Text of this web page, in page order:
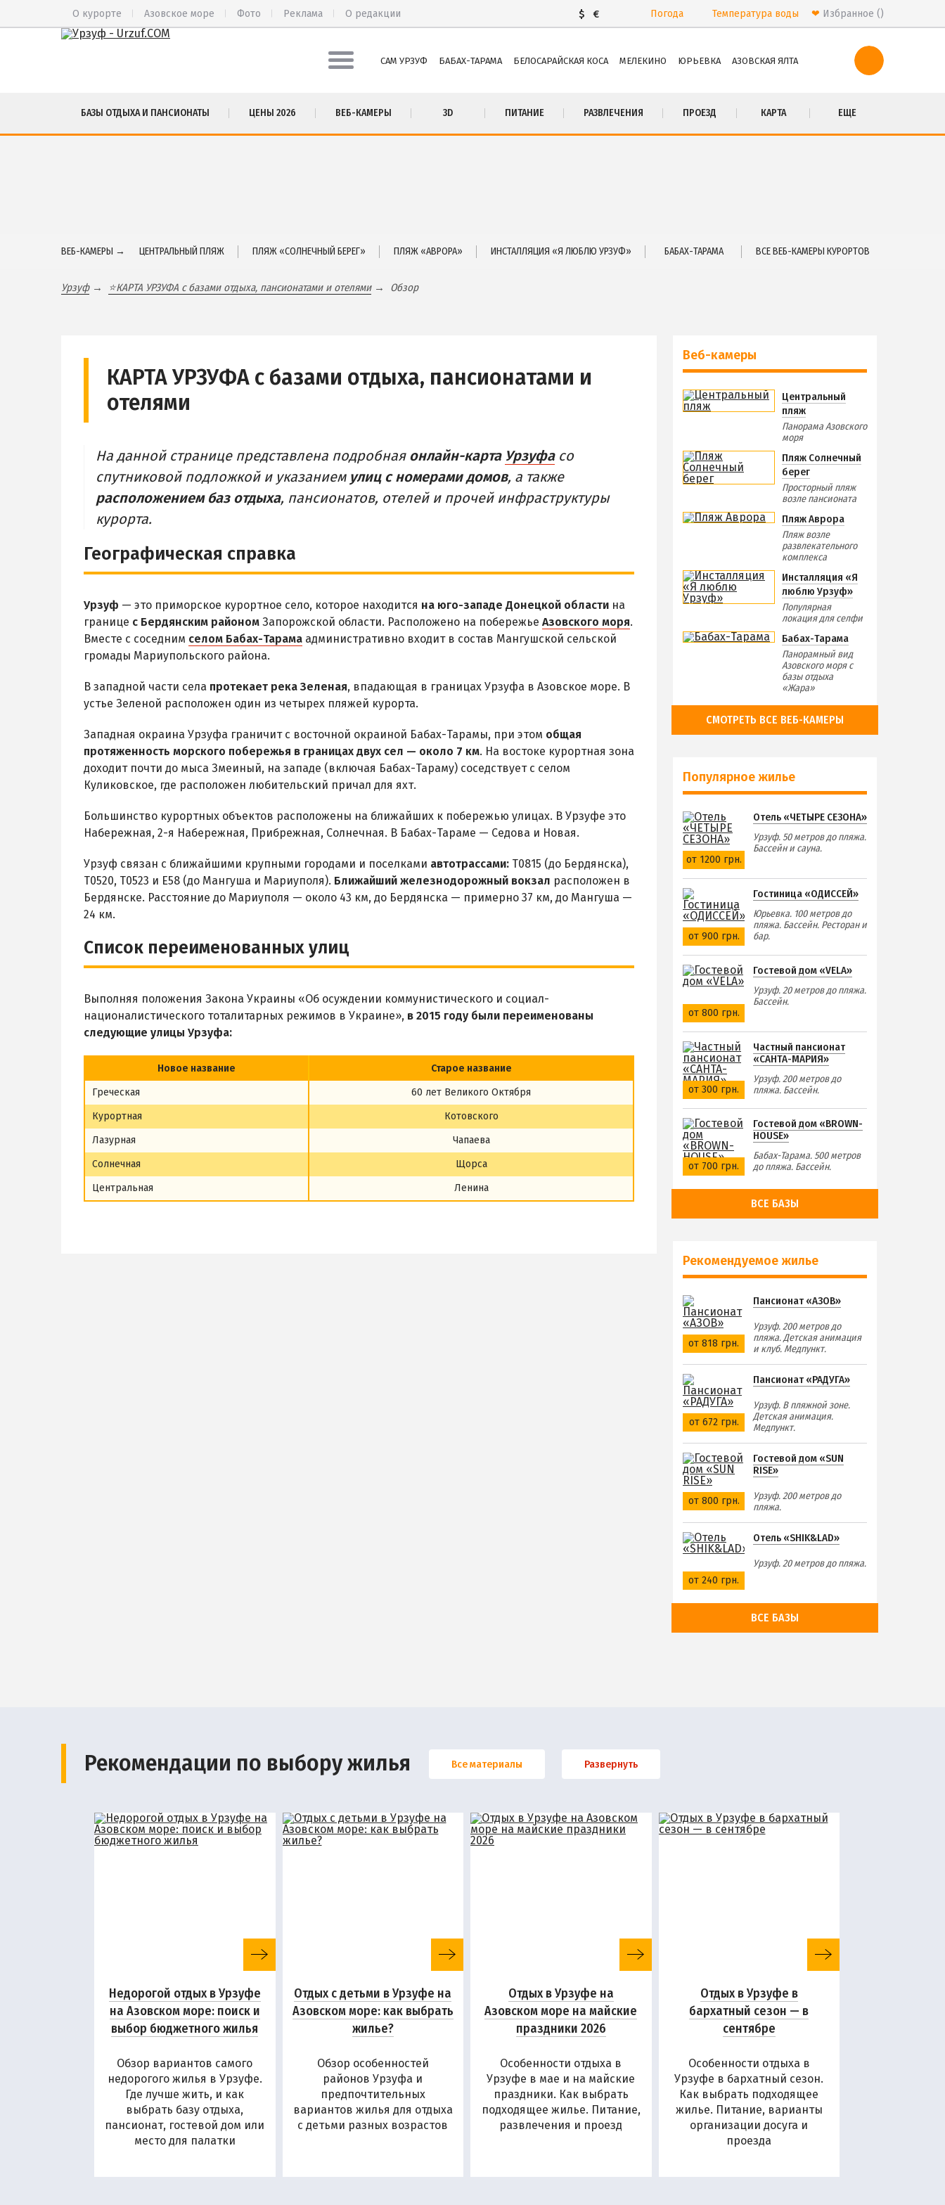
Погода Температура воды ❤ Избранное
$ €
О курорте Азовское море Фото Реклама О редакции
Отдых в бархатный сезон
САМ УРЗУФ БАБАХ-ТАРАМА БЕЛОСАРАЙСКАЯ КОСА МЕЛЕКИНО ЮРЬЕВКА АЗОВСКАЯ ЯЛТА
БАЗЫ ОТДЫХА И ПАНСИОНАТЫ ЦЕНЫ 2026 ВЕБ-КАМЕРЫ 3D ПИТАНИЕ РАЗВЛЕЧЕНИЯ ПРОЕЗД КАРТА ЕЩЕ
ВЕБ-КАМЕРЫ → ЦЕНТРАЛЬНЫЙ ПЛЯЖ ПЛЯЖ «СОЛНЕЧНЫЙ БЕРЕГ» ПЛЯЖ «АВРОРА» ИНСТАЛЛЯЦИЯ «Я ЛЮБЛЮ УРЗУФ» БАБАХ-ТАРАМА ВСЕ ВЕБ-КАМЕРЫ КУРОРТОВ
Урзуф ⭐КАРТА УРЗУФА с базами отдыха, пансионатами и отелями Обзор
КАРТА УРЗУФА с базами отдыха, пансионатами и
отелями
На данной странице представлена подробная онлайн-карта Урзуфасо
спутниковой подложкой и указанием улиц с номерами домов, а также
расположением баз отдыха, пансионатов, отелей и прочей инфраструктуры
курорта.
Географическая справка
Урзуф — это приморское курортное село, которое находится на юго-западе Донецкой области на
границе с Бердянским районом Запорожской области. Расположено на побережье Азовского моря.
Вместе с соседним селом Бабах-Тарама административно входит в состав Мангушской сельской
громады Мариупольского района.
В западной части села протекает река Зеленая, впадающая в границах Урзуфа в Азовское море. В
устье Зеленой расположен один из четырех пляжей курорта.
Западная окраина Урзуфа граничит с восточной окраиной Бабах-Тарамы, при этом общая
протяженность морского побережья в границах двух сел — около 7 км. На востоке курортная зона
доходит почти до мыса Змеиный, на западе (включая Бабах-Тараму) соседствует с селом
Куликовское, где расположен любительский причал для яхт.
Большинство курортных объектов расположены на ближайших к побережью улицах. В Урзуфе это
Набережная, 2-я Набережная, Прибрежная, Солнечная. В Бабах-Тараме — Седова и Новая.
Урзуф связан с ближайшими крупными городами и поселками автотрассами: Т0815 (до Бердянска),
Т0520, Т0523 и Е58 (до Мангуша и Мариуполя). Ближайший железнодорожный вокзал расположен в
Бердянске. Расстояние до Мариуполя — около 43 км, до Бердянска — примерно 37 км, до Мангуша —
24 км.
Список переименованных улиц
Выполняя положения Закона Украины «Об осуждении коммунистического и социал-
националистического тоталитарных режимов в Украине», в 2015 году были переименованы
следующие улицы Урзуфа:
Новое название
Старое название
Греческая
60 лет Великого Октября
Курортная
Котовского
Лазурная
Чапаева
Солнечная
Щорса
Центральная
Ленина
Веб-камеры
Центральный
пляж
Панорама Азовского
моря
Пляж Солнечный
берег
Просторный пляж
возле пансионата
Пляж Аврора
Пляж возле
развлекательного
комплекса
Инсталляция «Я
люблю Урзуф»
Популярная
локация для селфи
Бабах-Тарама
Панорамный вид
Азовского моря с
базы отдыха
«Жара»
СМОТРЕТЬ ВСЕ ВЕБ-КАМЕРЫ
Популярное жилье
от 1200 грн.
Отель «ЧЕТЫРЕ СЕЗОНА»
Урзуф. 50 метров до пляжа.
Бассейн и сауна.
от 900 грн.
Гостиница «ОДИССЕЙ»
Юрьевка. 100 метров до
пляжа. Бассейн. Ресторан и
бар.
от 800 грн.
Гостевой дом «VELA»
Урзуф. 20 метров до пляжа.
Бассейн.
от 300 грн.
Частный пансионат
«САНТА-МАРИЯ»
Урзуф. 200 метров до
пляжа. Бассейн.
от 700 грн.
Гостевой дом «BROWN-
HOUSE»
Бабах-Тарама. 500 метров
до пляжа. Бассейн.
ВСЕ БАЗЫ
Рекомендуемое жилье
от 818 грн.
Пансионат «АЗОВ»
Урзуф. 200 метров до
пляжа. Детская анимация
и клуб. Медпункт.
от 672 грн.
Пансионат «РАДУГА»
Урзуф. В пляжной зоне.
Детская анимация.
Медпункт.
от 800 грн.
Гостевой дом «SUN
RISE»
Урзуф. 200 метров до
пляжа.
от 240 грн.
Отель «SHIK&LAD»
Урзуф. 20 метров до пляжа.
ВСЕ БАЗЫ
Рекомендации по выбору жилья Все материалы Развернуть
Недорогой отдых в Урзуфе
на Азовском море: поиск и
выбор бюджетного жилья
Обзор вариантов самого
недорогого жилья в Урзуфе.
Где лучше жить, и как
выбрать базу отдыха,
пансионат, гостевой дом или
место для палатки
Отдых с детьми в Урзуфе на
Азовском море: как выбрать
жилье?
Обзор особенностей
районов Урзуфа и
предпочтительных
вариантов жилья для отдыха
с детьми разных возрастов
Отдых в Урзуфе на
Азовском море на майские
праздники 2026
Особенности отдыха в
Урзуфе в мае и на майские
праздники. Как выбрать
подходящее жилье. Питание,
развлечения и проезд
Отдых в Урзуфе в
бархатный сезон — в
сентябре
Особенности отдыха в
Урзуфе в бархатный сезон.
Как выбрать подходящее
жилье. Питание, варианты
организации досуга и
проезда